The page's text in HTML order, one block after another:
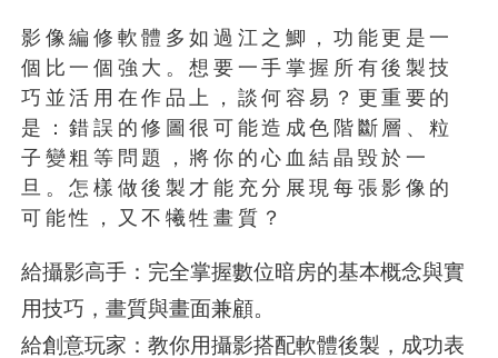
影像編修軟體多如過江之鯽，功能更是一
個比一個強大。想要一手掌握所有後製技
巧並活用在作品上，談何容易？更重要的
是：錯誤的修圖很可能造成色階斷層、粒
子變粗等問題，將你的心血結晶毀於一
旦。怎樣做後製才能充分展現每張影像的
可能性，又不犧牲畫質？
給攝影高手：完全掌握數位暗房的基本概念與實
用技巧，畫質與畫面兼顧。
給創意玩家：教你用攝影搭配軟體後製，成功表